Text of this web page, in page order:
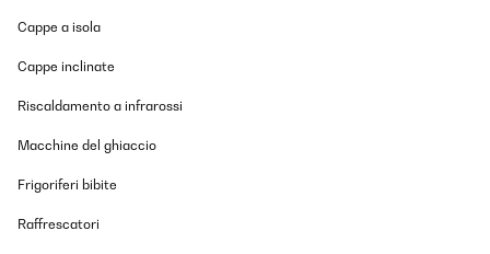
sehr zufrieden. Klangqualität zufriedenstellend. Sender
Amazon-Benutzer
Tradurre
Cappe a isola
Cappe inclinate
Riscaldamento a infrarossi
Macchine del ghiaccio
Frigoriferi bibite
Raffrescatori